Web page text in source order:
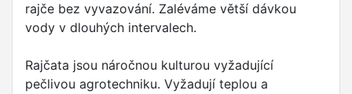
rajče bez vyvazování. Zaléváme větší dávkou
vody v dlouhých intervalech.
Rajčata jsou náročnou kulturou vyžadující
pečlivou agrotechniku. Vyžadují teplou a